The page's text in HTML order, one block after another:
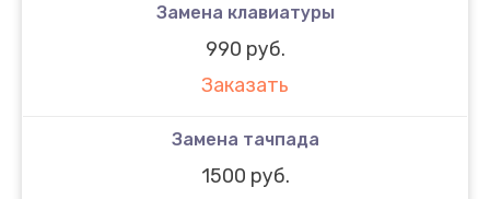
Замена клавиатуры
990 руб.
Заказать
Замена тачпада
1500 руб.